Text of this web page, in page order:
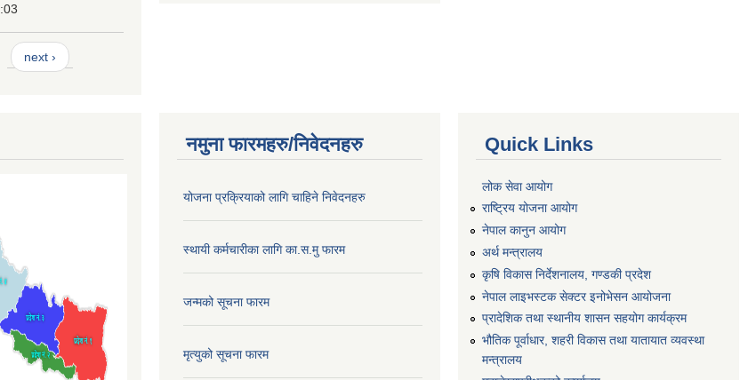
next ›
नमुना फारमहरु/निवेदनहरु
योजना प्रक्रियाको लागि चाहिने निवेदनहरु
स्थायी कर्मचारीका लागि का.स.मु फारम
जन्मको सूचना फारम
मृत्युको सूचना फारम
Quick Links
लोक सेवा आयोग
राष्ट्रिय योजना आयोग
नेपाल कानुन आयोग
अर्थ मन्त्रालय
कृषि विकास निर्देशनालय, गण्डकी प्रदेश
नेपाल लाइभस्टक सेक्टर इनोभेसन आयोजना
प्रादेशिक तथा स्थानीय शासन सहयोग कार्यक्रम
भौतिक पूर्वाधार, शहरी विकास तथा यातायात व्यवस्था
मन्त्रालय